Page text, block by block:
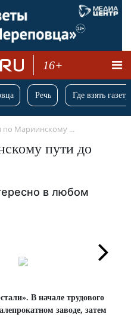
16+
Речь Где взять
по Мариинскому ...
пути до
в любом
В начале трудового
заводе, затем